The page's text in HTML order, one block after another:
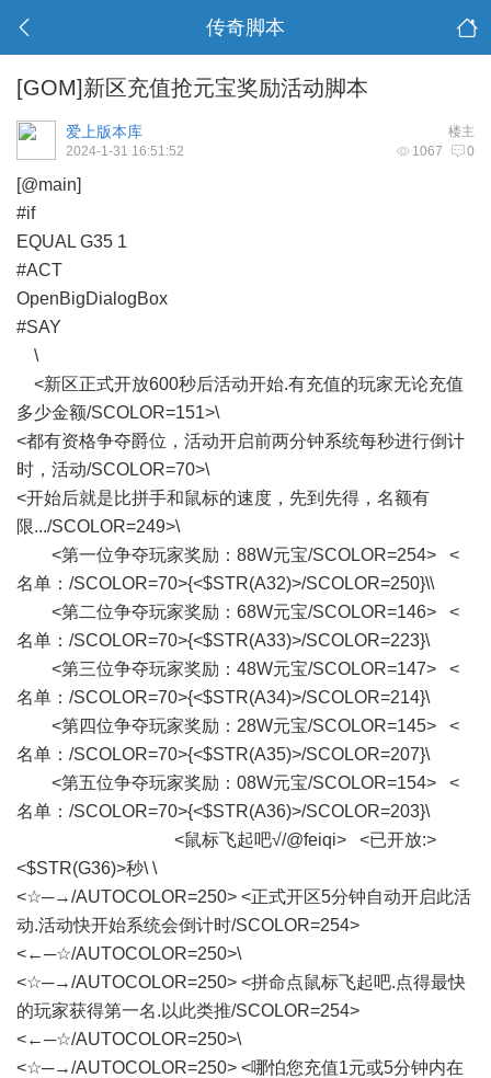
传奇脚本
[GOM]新区充值抢元宝奖励活动脚本
楼主
爱上版本库
1067 0
2024-1-31 16:51:52
[@main]
#if
EQUAL G35 1
#ACT
OpenBigDialogBox
#SAY
\
<新区正式开放600秒后活动开始.有充值的玩家无论充值
多少金额/SCOLOR=151>\
<都有资格争夺爵位，活动开启前两分钟系统每秒进行倒计
时，活动/SCOLOR=70>\
<开始后就是比拼手和鼠标的速度，先到先得，名额有
限.../SCOLOR=249>\
<第一位争夺玩家奖励：88W元宝/SCOLOR=254> <
名单：/SCOLOR=70>{<$STR(A32)>/SCOLOR=250}\\
<第二位争夺玩家奖励：68W元宝/SCOLOR=146> <
名单：/SCOLOR=70>{<$STR(A33)>/SCOLOR=223}\
<第三位争夺玩家奖励：48W元宝/SCOLOR=147> <
名单：/SCOLOR=70>{<$STR(A34)>/SCOLOR=214}\
<第四位争夺玩家奖励：28W元宝/SCOLOR=145> <
名单：/SCOLOR=70>{<$STR(A35)>/SCOLOR=207}\
<第五位争夺玩家奖励：08W元宝/SCOLOR=154> <
名单：/SCOLOR=70>{<$STR(A36)>/SCOLOR=203}\
<鼠标飞起吧√/@feiqi> <已开放:>
<$STR(G36)>秒\ \
<☆─→/AUTOCOLOR=250> <正式开区5分钟自动开启此活
动.活动快开始系统会倒计时/SCOLOR=254>
<←─☆/AUTOCOLOR=250>\
<☆─→/AUTOCOLOR=250> <拼命点鼠标飞起吧.点得最快
的玩家获得第一名.以此类推/SCOLOR=254>
<←─☆/AUTOCOLOR=250>\
<☆─→/AUTOCOLOR=250> <哪怕您充值1元或5分钟内在